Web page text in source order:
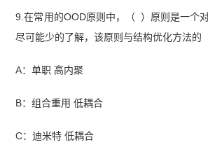
9.在常用的OOD原则中，（ ）原则是一个
尽可能少的了解，该原则与结构优化方法的
A：单职 高内聚
B：组合重用 低耦合
C：迪米特 低耦合